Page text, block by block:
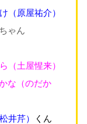
（原屋祐介）
ちゃん
（土屋惺来）
な（のだか
松井芹） くん